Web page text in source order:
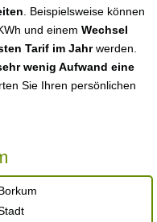
. Beispielsweise können
und einem Wechsel
Tarif im Jahrwerden.
wenig Aufwand eine
Sie Ihren persönlichen